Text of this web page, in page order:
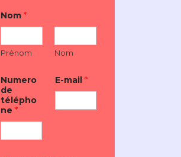
o
m
e
C
m
m
e
n
i
Nom *
Prénom Nom
Numero
de
télépho
ne *
E-mail *